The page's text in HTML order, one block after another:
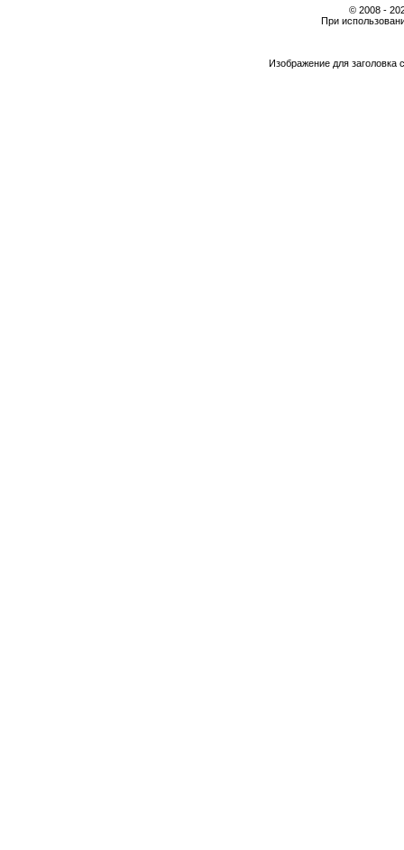
© 2008 -
При
Изображение для